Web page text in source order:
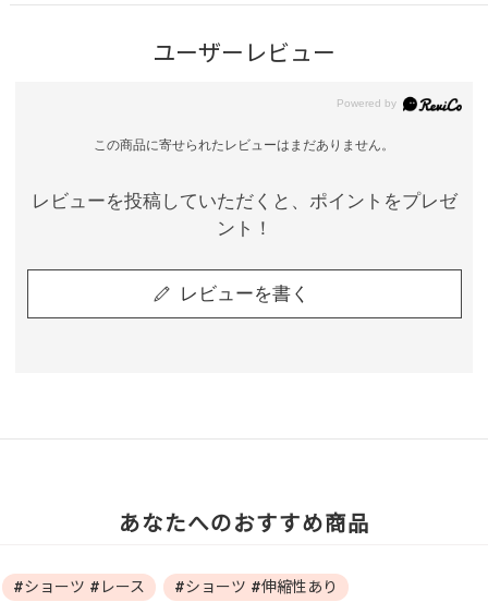
ユーザーレビュー
この商品に寄せられたレビューはまだありません。
レビューを投稿していただくと、ポイントをプレゼ
ント！
レビューを書く
あなたへのおすすめ商品
#ショーツ #レース #ショーツ #伸縮性あり